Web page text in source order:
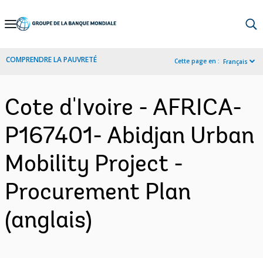
Skip
Navigation
COMPRENDRE LA PAUVRETÉ Cette page en : Français
Cote d'Ivoire - AFRICA-
P167401- Abidjan Urban
Mobility Project -
Procurement Plan
(anglais)